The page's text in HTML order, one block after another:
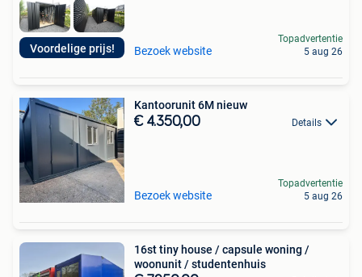
Voordelige prijs! Bezoek website
Topadvertentie
5 aug 26
Kantoorunit 6M nieuw
€ 4.350,00 Details
Bezoek website
Topadvertentie
5 aug 26
16st tiny house / capsule woning /
woonunit / studentenhuis